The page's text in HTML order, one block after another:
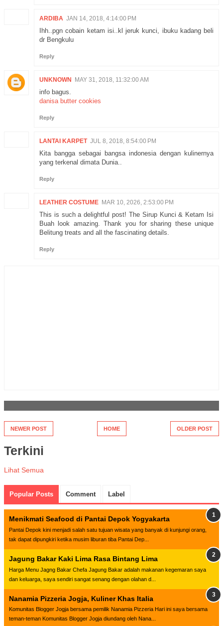
ARDIBA JAN 14, 2018, 4:14:00 PM
Ihh..pgn cobain ketam isi..kl jeruk kunci, ibuku kadang beli
dr Bengkulu
Reply
UNKNOWN MAY 31, 2018, 11:32:00 AM
info bagus.
danisa butter cookies
Reply
LANTAI KARPET JUL 8, 2018, 8:54:00 PM
Kita bangga sebagai bangsa indonesia dengan kulinernya
yang terkenal dimata Dunia..
Reply
LEATHER COSTUME MAR 10, 2026, 2:53:00 PM
This is such a delightful post! The Sirup Kunci & Ketam Isi
Buah look amazing. Thank you for sharing these unique
Belitung treats and all the fascinating details.
Reply
NEWER POST OLDER POST
HOME
Terkini
Lihat Semua
Popular Posts Comment Label
Menikmati Seafood di Pantai Depok Yogyakarta
Pantai Depok kini menjadi salah satu tujuan wisata yang banyak di kunjungi orang,
tak dapat dipungkiri ketika musim liburan tiba Pantai Dep...
Jagung Bakar Kaki Lima Rasa Bintang Lima
Harga Menu Jagng Bakar Chefa Jagung Bakar adalah makanan kegemaran saya
dan keluarga, saya sendiri sangat senang dengan olahan d...
Nanamia Pizzeria Jogja, Kuliner Khas Italia
Komunitas Blogger Jogja bersama pemilik Nanamia Pizzeria Hari ini saya bersama
teman-teman Komunitas Blogger Jogja diundang oleh Nana...